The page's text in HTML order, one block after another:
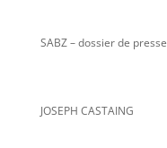
SABZ – dossier de presse
JOSEPH CASTAING